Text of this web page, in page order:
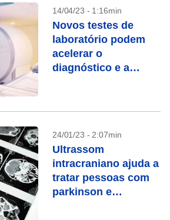
14/04/23 - 1:16min
Novos testes de
laboratório podem
acelerar o
diagnóstico e a
24/01/23 - 2:07min
Ultrassom
intracraniano ajuda a
tratar pessoas com
parkinson e